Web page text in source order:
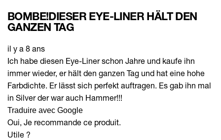
BOMBE!DIESER EYE-LINER HÄLT DEN
GANZEN TAG
il y a 8 ans
Ich habe diesen Eye-Liner schon Jahre und kaufe ihn
immer wieder, er hält den ganzen Tag und hat eine hohe
Farbdichte. Er lässt sich perfekt auftragen. Es gab ihn mal
in Silver der war auch Hammer!!!
Traduire avec Google
Oui, Je recommande ce produit.
Utile ?